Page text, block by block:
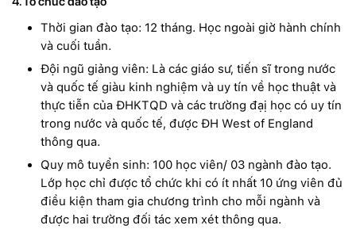
Thời gian đào tạo: 12 tháng. Học ngoài giờ hành chính
và cuối tuần.
Đội ngũ giảng viên: Là các giáo sư, tiến sĩ trong nước
và quốc tế giàu kinh nghiệm và uy tín về học thuật và
thực tiễn của ĐHKTQD và các trường đạị học có uy tín
trong nước và quốc tế, được ĐH West of England
thông qua.
Quy mô tuyển sinh: 100 học viên/ 03 ngành đào tạo.
Lớp học chỉ được tổ chức khi có ít nhất 10 ứng viên đủ
điều kiện tham gia chương trình cho mỗi ngành và
được hai trường đối tác xem xét thông qua.